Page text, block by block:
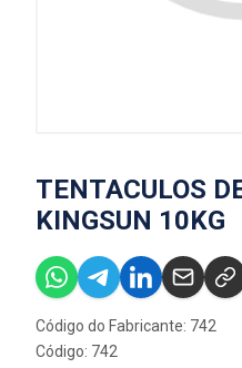
TENTACULOS
KINGSUN 10KG
Código do Fabricante: 742
Código: 742